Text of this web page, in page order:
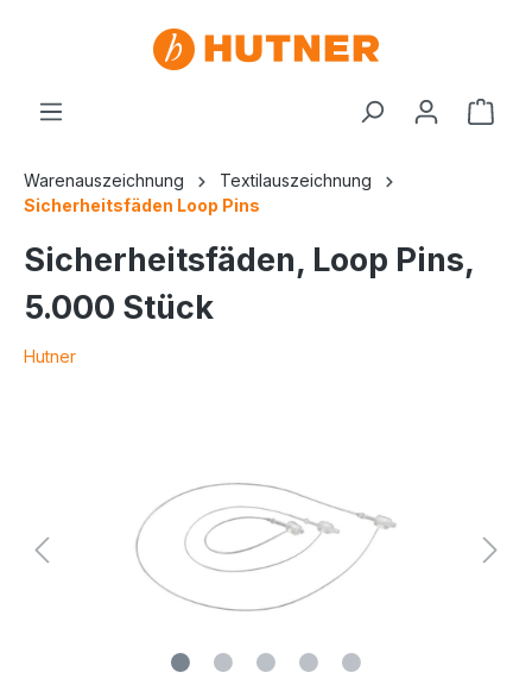
Warenauszeichnung
Textilauszeichnung
Sicherheitsfäden Loop Pins
Sicherheitsfäden, Loop Pins,
5.000 Stück
Hutner